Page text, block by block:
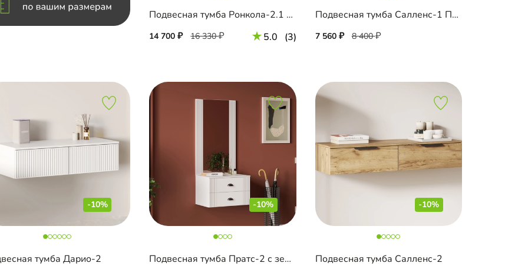
Подвесная тумба Ронкола-2.1 Эмаль
14 700 16 330 5.0 (3)
Подвесная тумба Салленс-1 Премиум
7 560 8 400
-10%
тумба Дарио-2
-10%
Подвесная тумба Пратс-2 с зеркалом
-10%
Подвесная тумба Салленс-2